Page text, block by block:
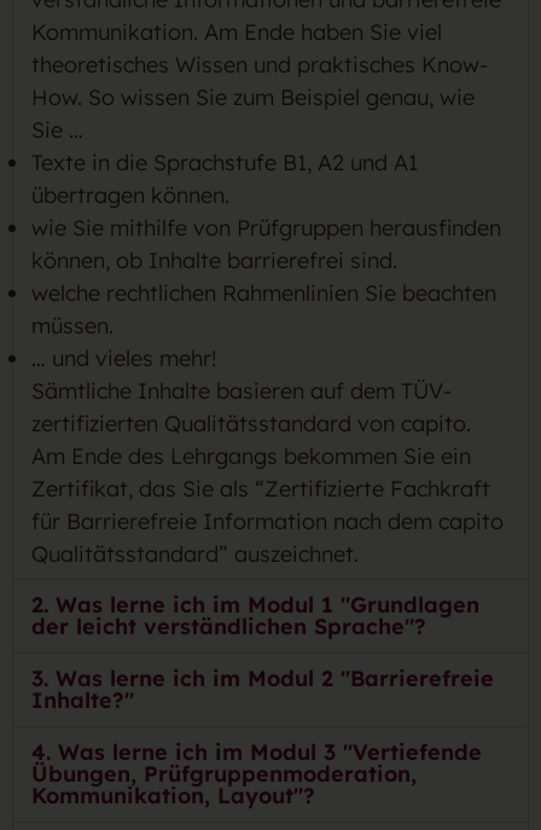
Kommunikation. Am Ende haben Sie viel
theoretisches Wissen und praktisches Know-
How. So wissen Sie zum Beispiel genau, wie
Sie …
Texte in die Sprachstufe B1, A2 und A1
übertragen können.
wie Sie mithilfe von Prüfgruppen herausfinden
können, ob Inhalte barrierefrei sind.
welche rechtlichen Rahmenlinien Sie beachten
müssen.
… und vieles mehr!
Sämtliche Inhalte basieren auf dem TÜV-
zertifizierten Qualitätsstandard von capito.
Am Ende des Lehrgangs bekommen Sie ein
Zertifikat, das Sie als “Zertifizierte Fachkraft
für Barrierefreie Information nach dem capito
Qualitätsstandard” auszeichnet.
2. Was lerne ich im Modul 1 "Grundlagen
der leicht verständlichen Sprache"?
3. Was lerne ich im Modul 2 "Barrierefreie
Inhalte?"
4. Was lerne ich im Modul 3 "Vertiefende
Übungen, Prüfgruppenmoderation,
Kommunikation, Layout"?